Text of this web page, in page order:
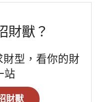
財獸？
型，看你的財
站
財獸